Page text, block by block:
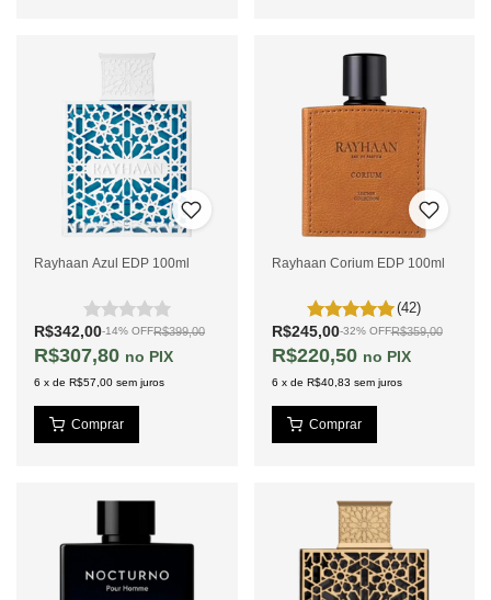
Rayhaan Azul EDP 100ml
R$342,00-14% OFFR$399,00
R$307,80 PIX
6 x de R$57,00 sem juros
Rayhaan Corium EDP 100ml
(42)
R$245,00-32% OFFR$359,00
R$220,50 PIX
6 x de R$40,83 sem juros